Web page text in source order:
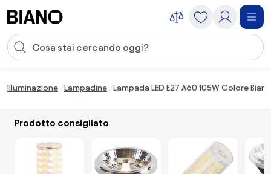
Input della ricerca
Illuminazione Lampadine Lampada LED E27 A60 105W Colore
Prodotto consigliato